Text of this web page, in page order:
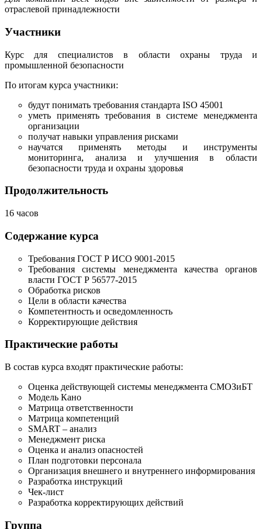
отраслевой принадлежности
Участники
Курс для специалистов в области охраны труда и
промышленной безопасности
По итогам курса участники:
будут понимать требования стандарта ISO 45001
уметь применять требования в системе менеджмента
организации
получат навыки управления рисками
научатся применять методы и инструменты
мониторинга, анализа и улучшения в области
безопасности труда и охраны здоровья
Продолжительность
16 часов
Содержание курса
Требования ГОСТ Р ИСО 9001-2015
Требования системы менеджмента качества органов
власти ГОСТ Р 56577-2015
Обработка рисков
Цели в области качества
Компетентность и осведомленность
Корректирующие действия
Практические работы
В состав курса входят практические работы:
Оценка действующей системы менеджмента СМОЗиБТ
Модель Кано
Матрица ответственности
Матрица компетенций
SMART – анализ
Менеджмент риска
Оценка и анализ опасностей
План подготовки персонала
Организация внешнего и внутреннего информирования
Разработка инструкций
Чек-лист
Разработка корректирующих действий
Группа